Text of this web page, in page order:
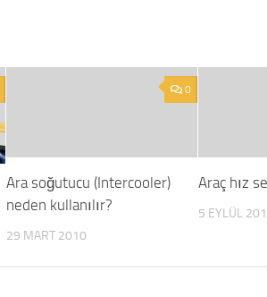
0
Ara soğutucu (Intercooler)
neden kullanılır?
29 MART 2010
Araç hız
5 EYLÜL